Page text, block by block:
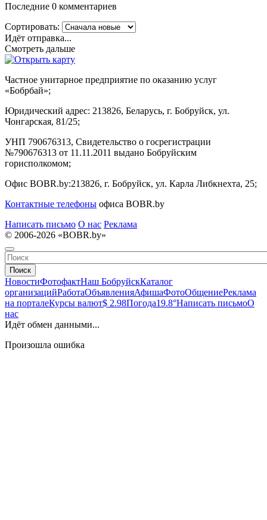
Последние 0 комментариев
Сортировать:
Идёт отправка...
Смотреть дальше
Частное унитарное предприятие по оказанию услуг
«Бобрбай»;
Юридический адрес: 213826, Беларусь, г. Бобруйск, ул.
Чонгарская, 81/25;
УНП 790676313, Свидетельство о госрегистрации
№790676313 от 11.11.2011 выдано Бобруйским
горисполкомом;
Офис BOBR.by:213826, г. Бобруйск, ул. Карла Либкнехта, 25;
Контактные телефоны офиса BOBR.by
Написать письмо О нас Реклама
© 2006-2026 «BOBR.by»
Поиск
НовостиФотофактНаш БобруйскКаталог
организацийРаботаОбъявленияАфишаФотоОбщениеРеклама
на порталеКурсы валют$ 2.98Погода19.8°Написать письмоО
нас
Идёт обмен данными...
Произошла ошибка